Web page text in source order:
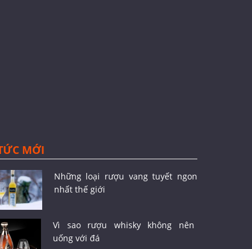
MỚI
Những loại rượu vang tuyết ngon
nhất thế giới
Vì sao rượu whisky không nên
uống với đá